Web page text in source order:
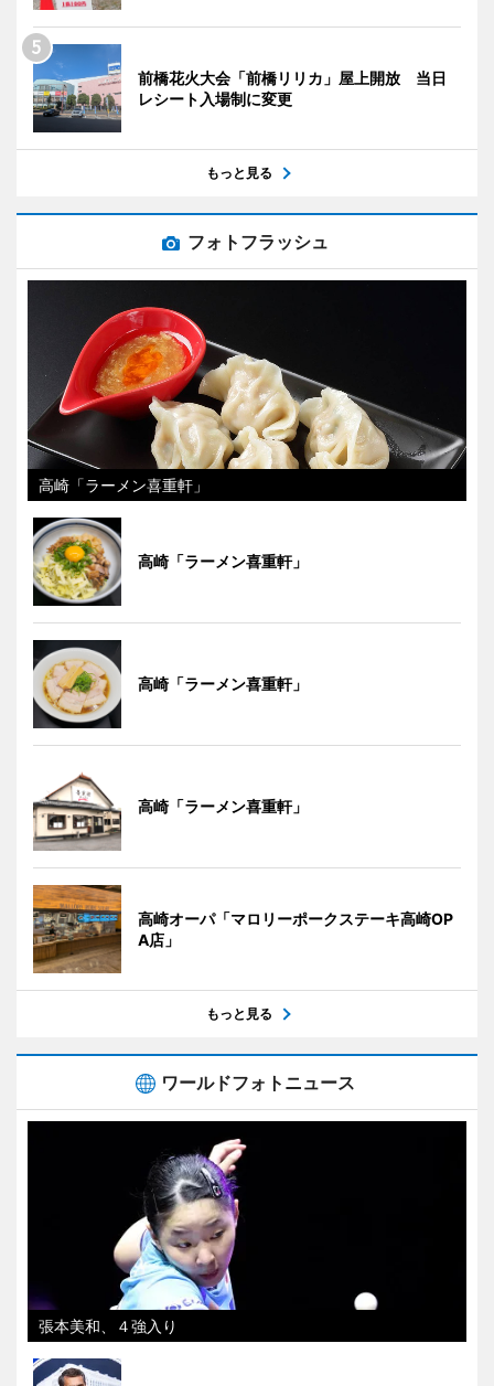
前橋花火大会「前橋リリカ」屋上開放 当日
レシート入場制に変更
もっと見る
フォトフラッシュ
高崎「ラーメン喜重軒」
高崎「ラーメン喜重軒」
高崎「ラーメン喜重軒」
高崎「ラーメン喜重軒」
高崎オーパ「マロリーポークステーキ高崎OP
A店」
もっと見る
ワールドフォトニュース
張本美和、４強入り